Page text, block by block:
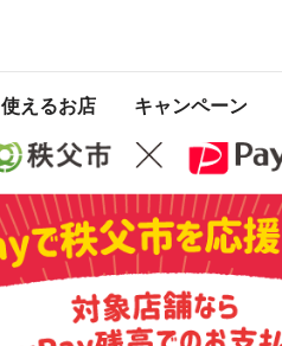
使えるお店 キャンペーン